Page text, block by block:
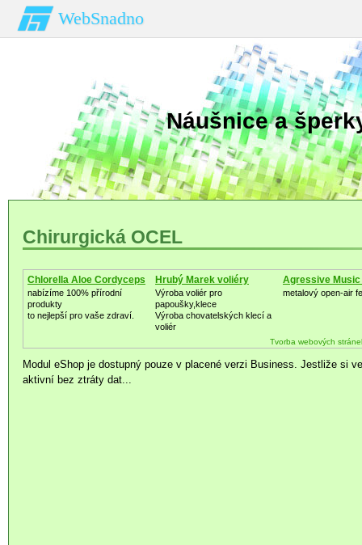
WebSnadno
Náušnice a
Chirurgická OCEL
Chlorella Aloe Cordyceps
nabízíme 100% přírodní
produkty
to nejlepší pro vaše zdraví.
Hrubý Marek voliéry
Výroba voliér pro
papoušky,klece
Výroba chovatelských klecí a
voliér
Agressive Music
metalový open-air
Tvorba webových
Modul eShop je dostupný pouze v placené verzi Business. Jestliže si
aktivní bez ztráty dat...